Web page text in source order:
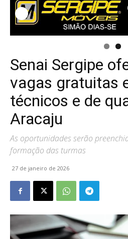
Senai Sergipe
vagas gratuitas
técnicos e de
Aracaju
As oportunidades serão
formação das turmas
27 de janeiro de 2026